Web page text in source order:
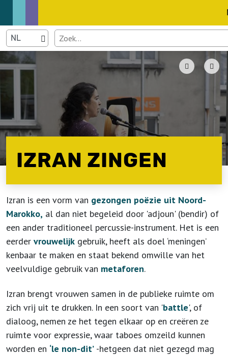
IZRAN ZINGEN
Izran is een vorm van gezongen poëzie uit Noord-
Marokko, al dan niet begeleid door 'adjoun' (bendir) of
een ander traditioneel percussie-instrument. Het is een
eerder vrouwelijk gebruik, heeft als doel ‘meningen’
kenbaar te maken en staat bekend omwille van het
veelvuldige gebruik van metaforen.
Izran brengt vrouwen samen in de publieke ruimte om
zich vrij uit te drukken. In een soort van 'battle', of
dialoog, nemen ze het tegen elkaar op en creëren ze
ruimte voor expressie, waar taboes omzeild kunnen
worden en ‘le non-dit’ -hetgeen dat niet gezegd mag